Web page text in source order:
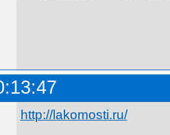
http://lakomosti.ru/